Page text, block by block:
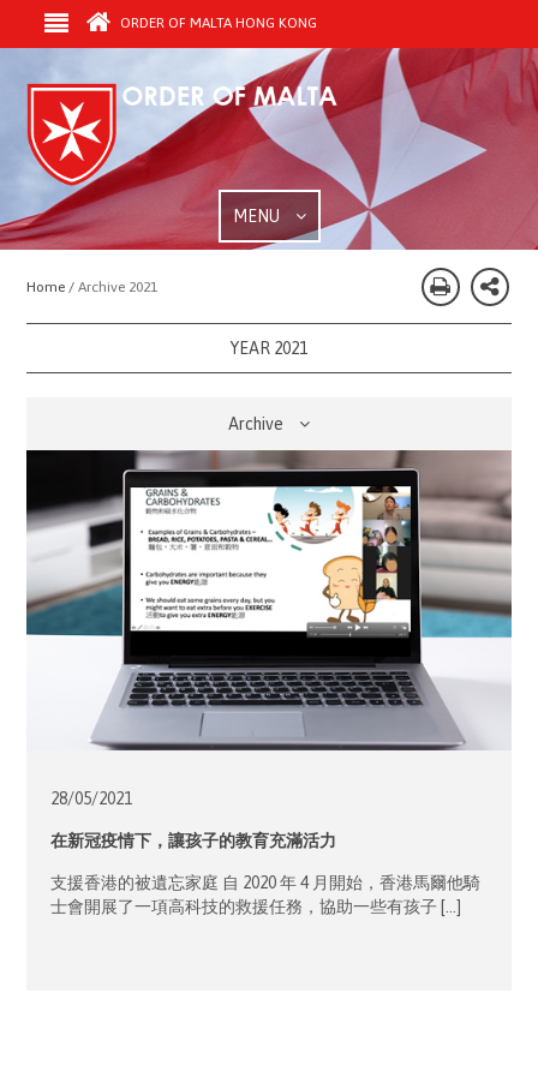
ORDER OF MALTA HONG KONG
MENU
Home / Archive 2021
YEAR 2021
Archive
28/05/2021
在新冠疫情下，讓孩子的教育充滿活力
支援香港的被遺忘家庭 自 2020 年 4 月開始，香港馬爾他騎
士會開展了一項高科技的救援任務，協助一些有孩子 […]